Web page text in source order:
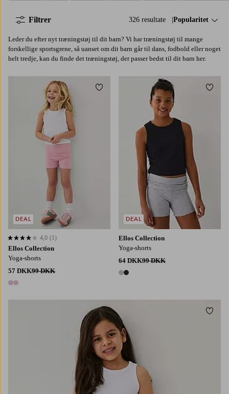
326 resultate Sorter efter:
Popularitet
Filtrer
Leder du efter nyt træningstøj til dit barn? Vi har træningstøj til mange
forskellige sportsgrene, så uanset om dit barn går til dans, fodbold eller noget
helt tredje, kan du finde det træningstøj, der passer bedst til dit barn her.
134/140
Ellos Collection
Yoga-shorts
57 DKK99 DKK
2 farver
4,0 baseret på 1 bedømmelser
4,0 (1)
DEAL
Tilføj til favoritter
110/116122/128134/140
Ellos Collection
Yoga-shorts
64 DKK99 DKK
2 farver
DEAL
134/140146/152